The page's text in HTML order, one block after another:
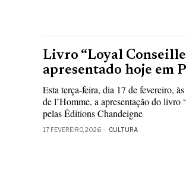
Livro “Loyal
apresentado hoje em
Esta terça-feira, dia 17 de fevereiro,
de l’Homme, a apresentação do
pelas Éditions Chandeigne
17 FEVEREIRO, 2026 CULTURA